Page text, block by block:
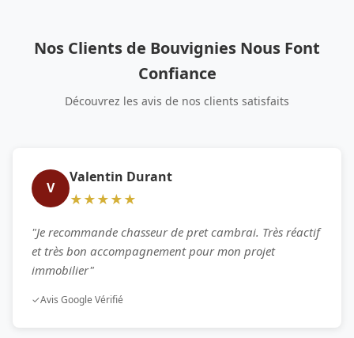
Nos Clients de Bouvignies Nous Font
Confiance
Découvrez les avis de nos clients satisfaits
V
Valentin Durant
★★★★★
"Je recommande chasseur de pret cambrai. Très réactif
et très bon accompagnement pour mon projet
immobilier"
✓Avis Google Vérifié